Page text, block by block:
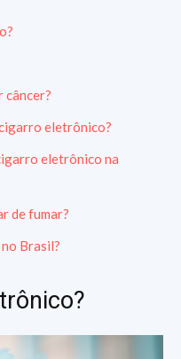
câncer?
eletrônico?
eletrônico na
de fumar?
Brasil?